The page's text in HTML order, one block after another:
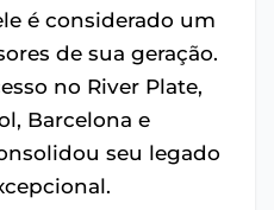
é considerado um
de sua geração.
no River Plate,
Barcelona e
seu legado